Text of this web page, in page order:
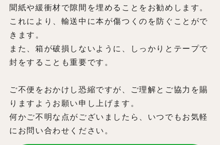
聞紙や緩衝材で隙間を埋めることをお勧めします。
これにより、輸送中に本が傷つくのを防ぐことがで
きます。
また、箱が破損しないように、しっかりとテープで
封をすることも重要です。
ご不便をおかけし恐縮ですが、ご理解とご協力を賜
りますようお願い申し上げます。
何かご不明な点がございましたら、いつでもお気軽
にお問い合わせください。